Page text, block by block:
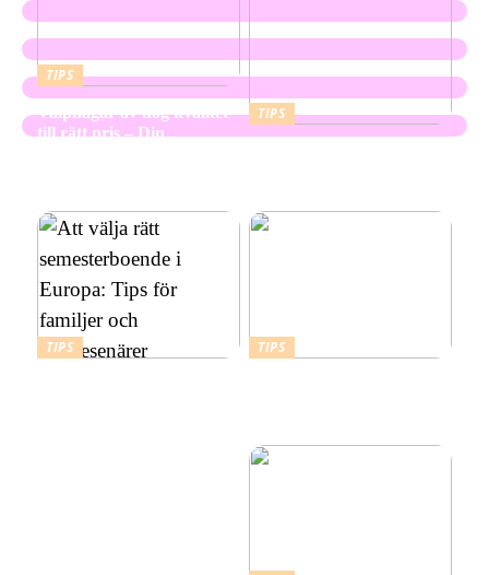
TIPS
Valphagar av hög kvalitet
till rätt pris – Din
TIPS
TIPS TIPS